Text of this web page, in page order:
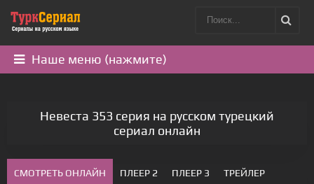
Наше меню (нажмите)
Невеста 353 серия на русском турецкий
сериал онлайн
СМОТРЕТЬ ОНЛАЙН ПЛЕЕР 2 ПЛЕЕР 3
ТРЕЙЛЕР